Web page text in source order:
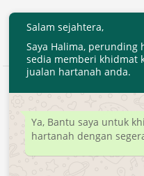
Salam sejahtera,
Saya Halima, perunding
sedia memberi khidmat
jualan hartanah anda.
Ya, Bantu saya untuk
hartanah dengan